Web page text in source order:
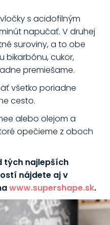
s acidofilným
napučať. V druhej
suroviny, a to obe
bikarbónu, cukor,
premiešame.
všetko poriadne
cesto.
alebo olejom a
opečieme z oboch
tých najlepších
nájdete aj v
www.supershape.sk.